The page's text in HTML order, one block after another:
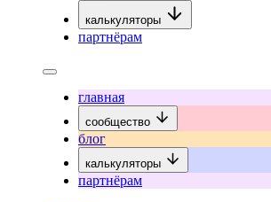
калькуляторы
партнёрам
главная
сообщество
блог
калькуляторы
партнёрам